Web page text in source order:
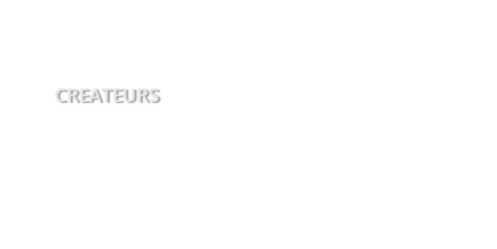
CREATEURS